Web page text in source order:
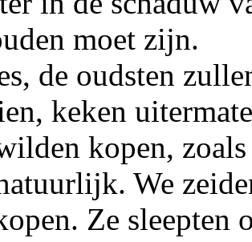
moet zijn.
de oudsten
keken
kopen,
We
Ze sleepten